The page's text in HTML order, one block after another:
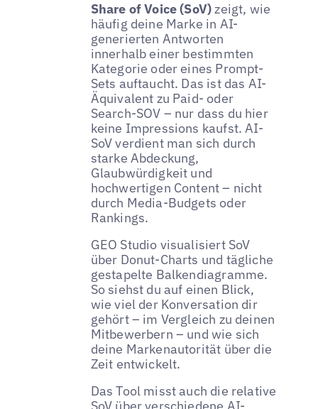
Share of Voice (SoV)zeigt, wie
häufig deine Marke in AI-
generierten Antworten
innerhalb einer bestimmten
Kategorie oder eines Prompt-
Sets auftaucht. Das ist das AI-
Äquivalent zu Paid- oder
Search-SOV – nur dass du hier
keine Impressions kaufst. AI-
SoV verdient man sich durch
starke Abdeckung,
Glaubwürdigkeit und
hochwertigen Content – nicht
durch Media-Budgets oder
Rankings.
GEO Studio visualisiert SoV
über Donut-Charts und tägliche
gestapelte Balkendiagramme.
So siehst du auf einen Blick,
wie viel der Konversation dir
gehört – im Vergleich zu deinen
Mitbewerbern – und wie sich
deine Markenautorität über die
Zeit entwickelt.
Das Tool misst auch die relative
SoV über verschiedene AI-